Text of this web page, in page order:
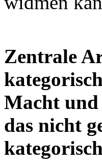
Zentrale
Macht
das nicht